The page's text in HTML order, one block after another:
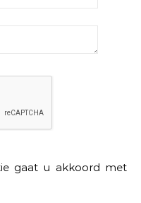
gaat u akkoord met